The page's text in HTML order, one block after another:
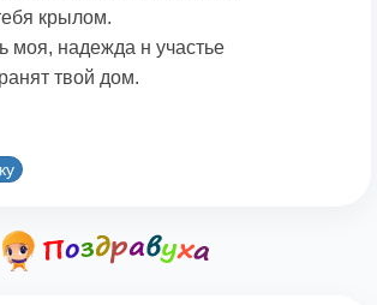
крылом.
моя, надежда н участье
твой дом.